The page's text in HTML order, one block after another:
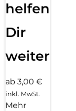
helfen
Dir
weiter
ab 3,00 €
inkl. MwSt.
Mehr